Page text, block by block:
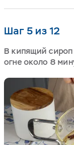
Шаг 5 из 12
В кипящий сироп
огне около 8